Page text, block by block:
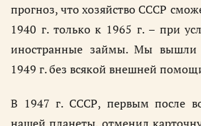
прогноз, что хозяйство СССР
1940 г. только к 1965 г. – при
иностранные займы. Мы вышли
1949 г. без всякой внешней
В 1947 г. СССР, первым после